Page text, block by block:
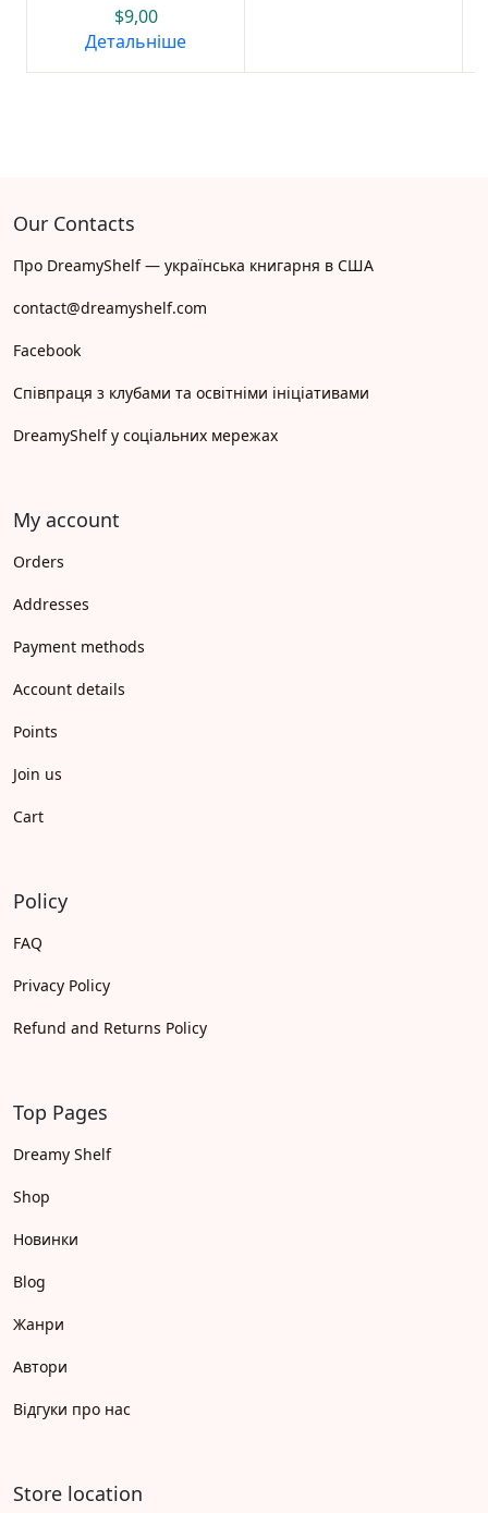
$9,00
Детальніше
Our Contacts
Про DreamyShelf — українська книгарня в США
contact@dreamyshelf.com
Facebook
Співпраця з клубами та освітніми ініціативами
DreamyShelf у соціальних мережах
My account
Orders
Addresses
Payment methods
Account details
Points
Join us
Cart
Policy
FAQ
Privacy Policy
Refund and Returns Policy
Top Pages
Dreamy Shelf
Shop
Новинки
Blog
Жанри
Автори
Відгуки про нас
Store location